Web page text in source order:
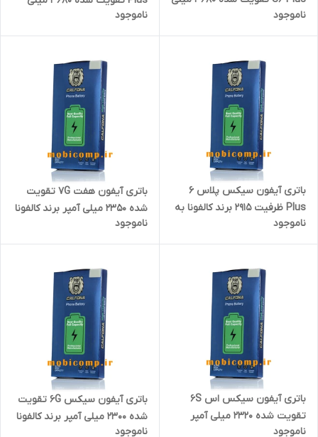
آمپر برند کالفونا به همراه کیت
نصب آسان و چسب فابریک
ناموجود
آمپر برند کالفونا به همراه کیت
نصب آسان و چسب فابریک
ناموجود
باتری آیفون سیکس پلاس 6
Plus ظرفیت 2915 برند کالفونا به
همراه کیت نصب آسان و چسب
فابریک
ناموجود
باتری آیفون هفت 7G تقویت
شده 2350 میلی آمپر برند کالفونا
به همراه کیت نصب آسان و
چسب فابریک
ناموجود
باتری آیفون سیکس اس 6S
تقویت شده 2320 میلی آمپر
برند کالفونا به همراه کیت نصب
ناموجود
باتری آیفون سیکس 6G تقویت
شده 2300 میلی آمپر برند کالفونا
به همراه کیت نصب آسان و
ناموجود